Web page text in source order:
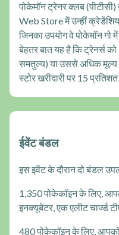
पोकेमॉन ट्रेनर क्लब
Web Store में उन्हीं
जिनका उपयोग वे पोकेमॉन
बेहतर बात यह है कि ट्रेनर्स
समतुल्य) या उससे अधिक मूल्य
स्टोर खरीदारी पर 15
ईवेंट बंडल
इस इवेंट के दौरान दो बंडल
1,350 पोकेकॉइन के लिए,
इनक्यूबेटर, एक एलीट चार्ज्ड
480 पोकेकॉइन के लिए,